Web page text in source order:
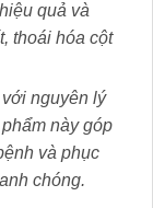
quả và
thoái hóa cột
nguyên lý
này góp
và phục
chóng.